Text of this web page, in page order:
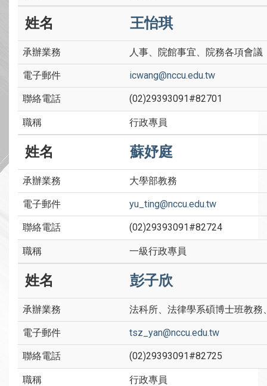
王怡琪
人事、院館事宜、院務各項會議
icwang@nccu.edu.tw
(02)29393091#82701
行政專員
蘇妤庭
大學部教務
yu_ting@nccu.edu.tw
(02)29393091#82724
一級行政專員
彭子欣
法科所、法律學系碩博士班教務
tsz_yan@nccu.edu.tw
(02)29393091#82725
行政專員